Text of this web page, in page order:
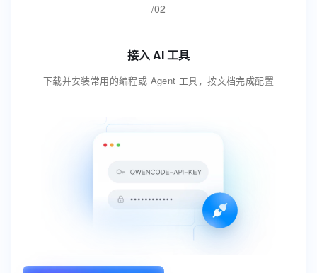
/02
接入 AI 工具
下载并安装常用的编程或 Agent 工具，按文档完成配置